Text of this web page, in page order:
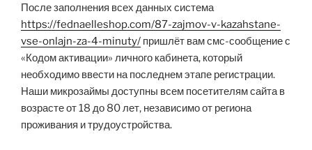
После заполнения всех данных система
https://fednaelleshop.com/87-zajmov-v-kazahstane-
vse-onlajn-za-4-minuty/ пришлёт вам смс-сообщение с
«Кодом активации» личного кабинета, который
необходимо ввести на последнем этапе регистрации.
Наши микрозаймы доступны всем посетителям сайта в
возрасте от 18 до 80 лет, независимо от региона
проживания и трудоустройства.